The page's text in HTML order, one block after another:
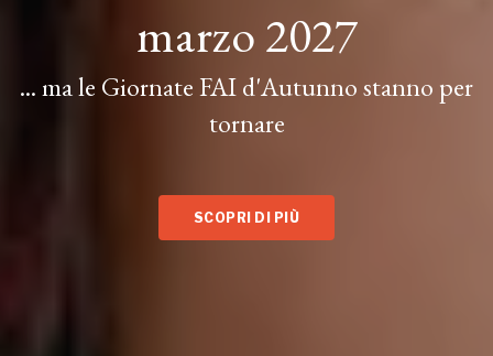
marzo 2027
... ma le Giornate FAI d'Autunno stanno per
tornare
SCOPRI DI PIÙ